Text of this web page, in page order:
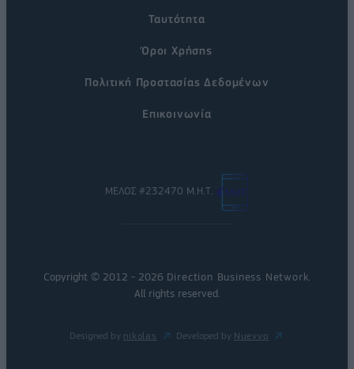
Ταυτότητα
Όροι Χρήσης
Πολιτική Προστασίας Δεδομένων
Επικοινωνία
ΜΕΛΟΣ #232470 Μ.Η.Τ.
Copyright © 2012 - 2026 Direction Business Network
All rights reserved.
Designed by nikolas Developed by Nuevvo